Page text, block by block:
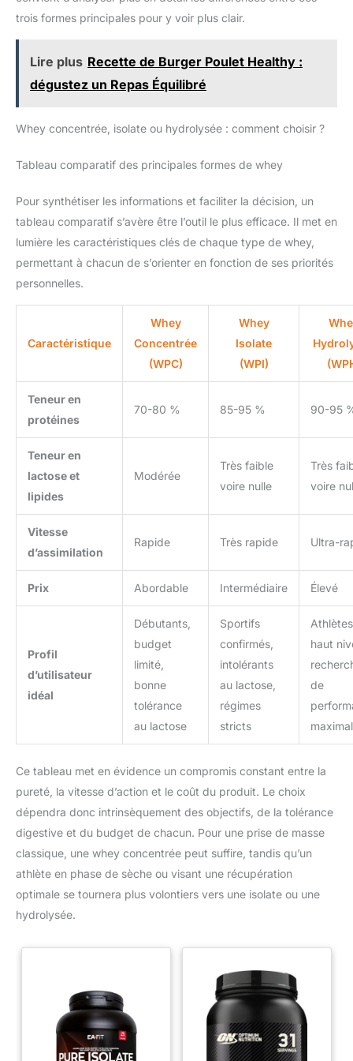
trois formes principales pour y voir plus clair.
Lire plus Recette de Burger Poulet Healthy :
dégustez un Repas Équilibré
Whey concentrée, isolate ou hydrolysée : comment choisir ?
Tableau comparatif des principales formes de whey
Pour synthétiser les informations et faciliter la décision, un
tableau comparatif s’avère être l’outil le plus efficace. Il met en
lumière les caractéristiques clés de chaque type de whey,
permettant à chacun de s’orienter en fonction de ses priorités
personnelles.
Caractéristique
Whey
Concentrée
(WPC)
Whey
Isolate
(WPI)
Teneur en
protéines
70-80 % 85-95 % 90-95
Teneur en
lactose et
lipides
Modérée
Très faible
voire nulle
Très
voire
Vitesse
d’assimilation
Rapide Très rapide Ultra-
Prix Abordable Intermédiaire Élevé
Profil
d’utilisateur
idéal
Débutants,
budget
limité,
bonne
tolérance
au lactose
Sportifs
confirmés,
intolérants
au lactose,
régimes
stricts
haut
de
Ce tableau met en évidence un compromis constant entre la
pureté, la vitesse d’action et le coût du produit. Le choix
dépendra donc intrinsèquement des objectifs, de la tolérance
digestive et du budget de chacun. Pour une prise de masse
classique, une whey concentrée peut suffire, tandis qu’un
athlète en phase de sèche ou visant une récupération
optimale se tournera plus volontiers vers une isolate ou une
hydrolysée.